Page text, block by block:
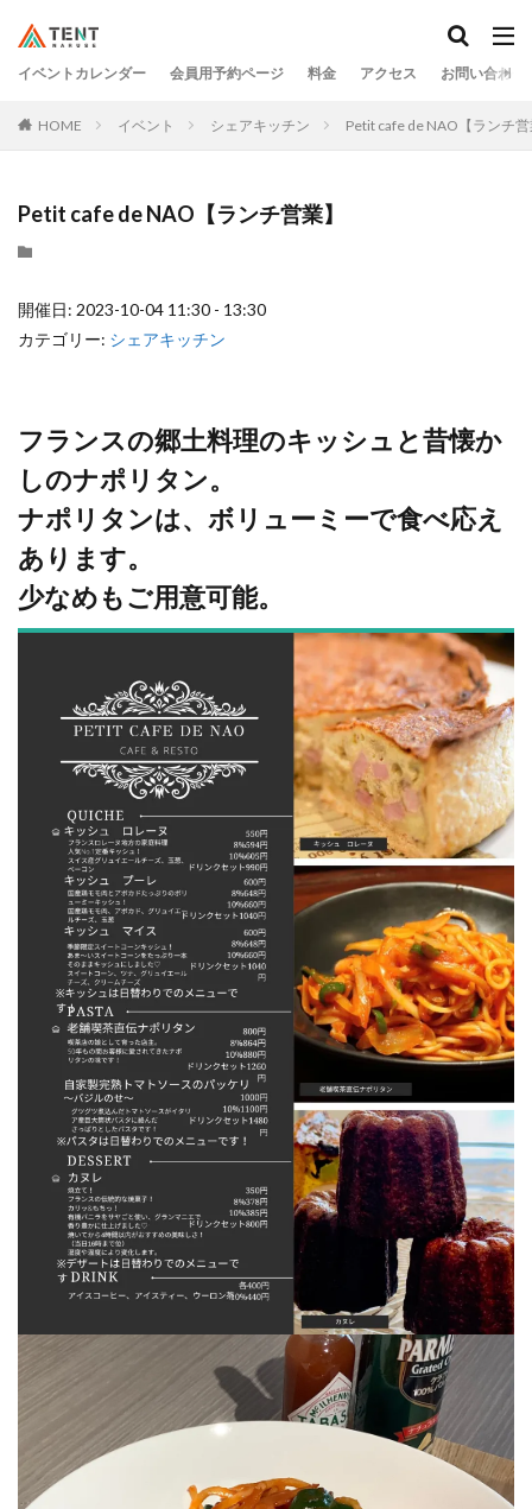
イベントカレンダー 会員用予約ページ 料金 アクセス お問い合わせ
HOME イベント シェアキッチン Petit cafe de NAO【ランチ
Petit cafe de NAO【ランチ営業】
開催日: 2023-10-04 11:30 - 13:30
カテゴリー: シェアキッチン
フランスの郷土料理のキッシュと昔懐か
しのナポリタン。
ナポリタンは、ボリューミーで食べ応え
あります。
少なめもご用意可能。